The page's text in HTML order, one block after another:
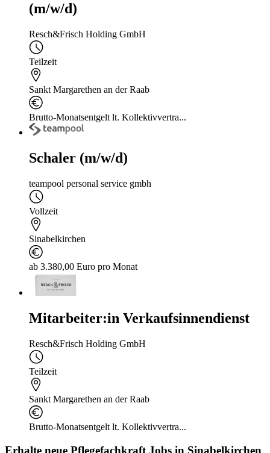
(m/w/d)
Resch&Frisch Holding GmbH
Teilzeit
Sankt Margarethen an der Raab
Brutto-Monatsentgelt lt. Kollektivvertra...
Schaler (m/w/d)
teampool personal service gmbh
Vollzeit
Sinabelkirchen
ab 3.380,00 Euro pro Monat
Mitarbeiter:in Verkaufsinnendienst
Resch&Frisch Holding GmbH
Teilzeit
Sankt Margarethen an der Raab
Brutto-Monatsentgelt lt. Kollektivvertra...
Erhalte neue Pflegefachkraft Jobs in Sinabelkirchen